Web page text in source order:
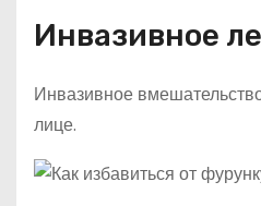
Инвазивное
Инвазивное
лице.